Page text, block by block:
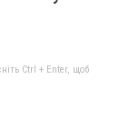
Ctrl + Enter, щоб